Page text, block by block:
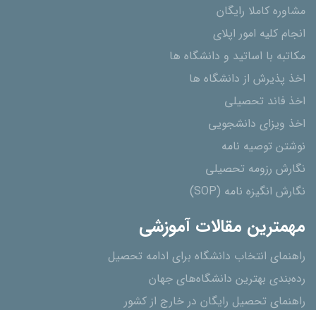
مشاوره کاملا رایگان
انجام کلیه امور اپلای
مکاتبه با اساتید و دانشگاه ها
اخذ پذیرش از دانشگاه ھا
اخذ فاند تحصیلی
اخذ ویزای دانشجویی
نوشتن توصیه نامه
نگارش رزومه تحصیلی
نگارش انگیزه نامه (SOP)
مهمترین مقالات آموزشی
راهنمای انتخاب دانشگاه برای ادامه تحصیل
رده‌بندی بهترین دانشگاه‌های جهان
راهنمای تحصیل رایگان در خارج از کشور